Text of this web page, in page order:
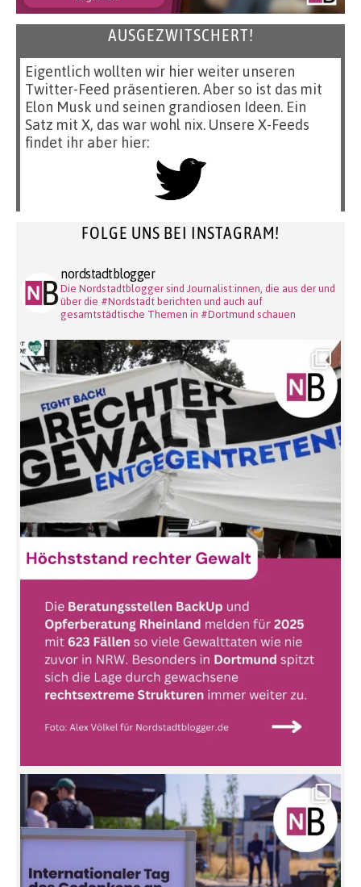
AUSGEZWITSCHERT!
Eigentlich wollten wir hier weiter unseren
Twitter-Feed präsentieren. Aber so ist das mit
Elon Musk und seinen grandiosen Ideen. Ein
Satz mit X, das war wohl nix. Unsere X-Feeds
findet ihr aber hier:
FOLGE UNS BEI INSTAGRAM!
nordstadtblogger
Die Nordstadtblogger sind Journalist:innen, die aus der und
über die #Nordstadt berichten und auch auf
gesamtstädtische Themen in #Dortmund schauen